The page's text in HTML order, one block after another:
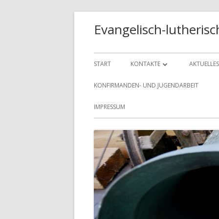
Evangelisch-
Primäres
Menü
START KONTAKTE
DAS KIRCHENBÜRO
AKTUELLES
KONFIRMANDEN- UND JUGENDARBEIT
IMPRESSUM